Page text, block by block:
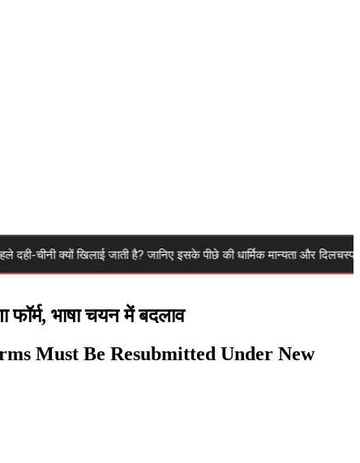
क्यों खिलाई जाती है? जानिए इसके पीछे की धार्मिक मान्यता और दिलचस्प वजह
भाषा चयन में बदलाव
Must Be Resubmitted Under New